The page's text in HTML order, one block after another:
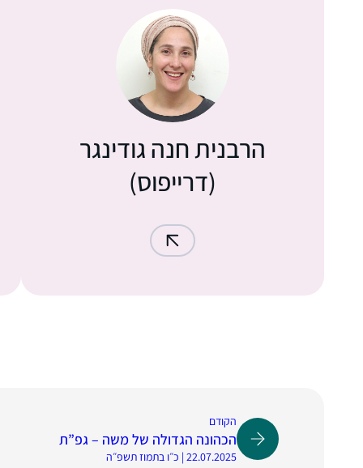
הרבנית חנה גודינגר
(דרייפוס)
הקודם
הכהונה הגדולה של משה – גפ”ת
22.07.2025 | כ״ו בתמוז תשפ״ה